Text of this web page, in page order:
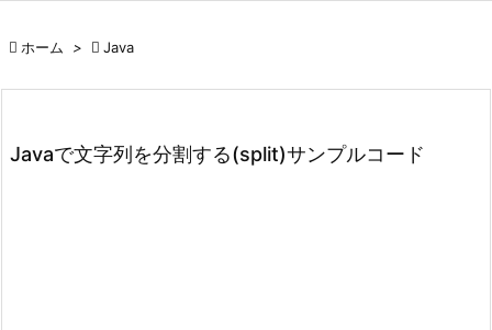
 ホーム >  Java
Javaで文字列を分割する(split)サンプルコード